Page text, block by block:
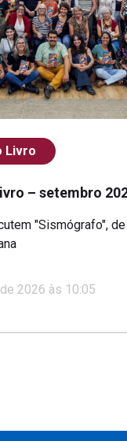
Livro
– setembro
"Sismógrafo", de
2026 às 10:05